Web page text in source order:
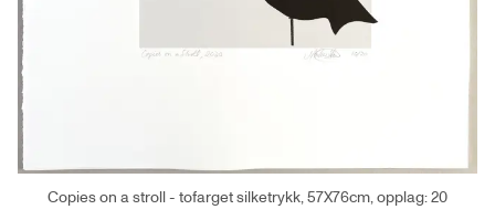
Copies on a stroll - tofarget silketrykk, 57X76cm, opplag: 20